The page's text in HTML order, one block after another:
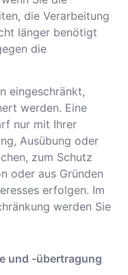
die Verarbeitung
länger benötigt
die
eingeschränkt,
werden. Eine
nur mit Ihrer
Ausübung oder
zum Schutz
oder aus Gründen
erfolgen. Im
werden Sie
und -übertragung